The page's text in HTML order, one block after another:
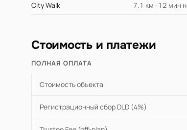
City Walk 7.1 км · 12 мин
Стоимость и платежи
ПОЛНАЯ ОПЛАТА
Стоимость объекта
Регистрационный сбор DLD (4%)